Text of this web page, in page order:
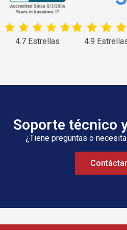
4.7 Estrellas 4.9
Soporte técnico
¿Tiene preguntas o